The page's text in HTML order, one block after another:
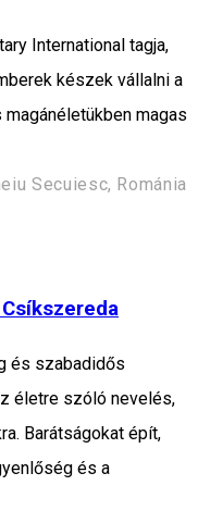
International tagja,
készek vállalni a
magas
Secuiesc, Románia
és szabadidős
életre szóló nevelés,
Barátságokat épít,
és a